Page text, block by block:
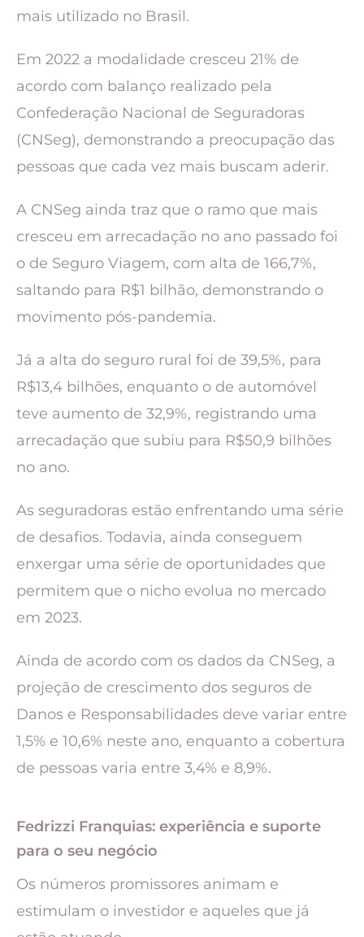
mais utilizado no Brasil.
Em 2022 a modalidade cresceu 21% de
acordo com balanço realizado pela
Confederação Nacional de Seguradoras
(CNSeg), demonstrando a preocupação das
pessoas que cada vez mais buscam aderir.
A CNSeg ainda traz que o ramo que mais
cresceu em arrecadação no ano passado foi
o de Seguro Viagem, com alta de 166,7%,
saltando para R$1 bilhão, demonstrando o
movimento pós-pandemia.
Já a alta do seguro rural foi de 39,5%, para
R$13,4 bilhões, enquanto o de automóvel
teve aumento de 32,9%, registrando uma
arrecadação que subiu para R$50,9 bilhões
no ano.
As seguradoras estão enfrentando uma série
de desafios. Todavia, ainda conseguem
enxergar uma série de oportunidades que
permitem que o nicho evolua no mercado
em 2023.
Ainda de acordo com os dados da CNSeg, a
projeção de crescimento dos seguros de
Danos e Responsabilidades deve variar entre
1,5% e 10,6% neste ano, enquanto a cobertura
de pessoas varia entre 3,4% e 8,9%.
Fedrizzi Franquias: experiência e suporte
para o seu negócio
Os números promissores animam e
estimulam o investidor e aqueles que já